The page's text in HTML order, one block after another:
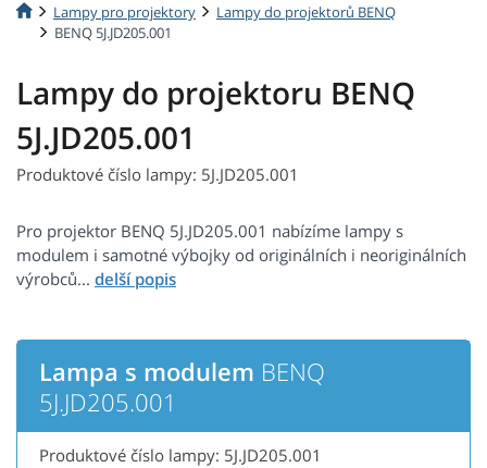
Lampy pro projektory
Lampy do projektorů BENQ
BENQ 5J.JD205.001
Lampy do projektoru BENQ
5J.JD205.001
Produktové číslo lampy: 5J.JD205.001
Pro projektor BENQ 5J.JD205.001 nabízíme lampy s
modulem i samotné výbojky od originálních i neoriginálních
výrobců...
Lampa s modulem BENQ
5J.JD205.001
Produktové číslo lampy: 5J.JD205.001